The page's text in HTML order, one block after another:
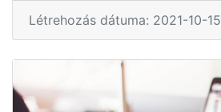
Létrehozás dátuma: 2021-10-15